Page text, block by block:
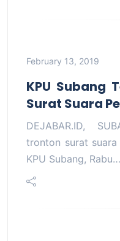
February 13, 2019
KPU Subang
Surat Suara
DEJABAR.ID,
tronton surat
KPU Subang, Rabu…